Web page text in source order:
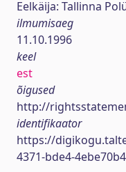
Eelkäija: Tallinna
ilmumisaeg
11.10.1996
keel
est
õigused
http://
identifikaator
https://
4371-bde4-